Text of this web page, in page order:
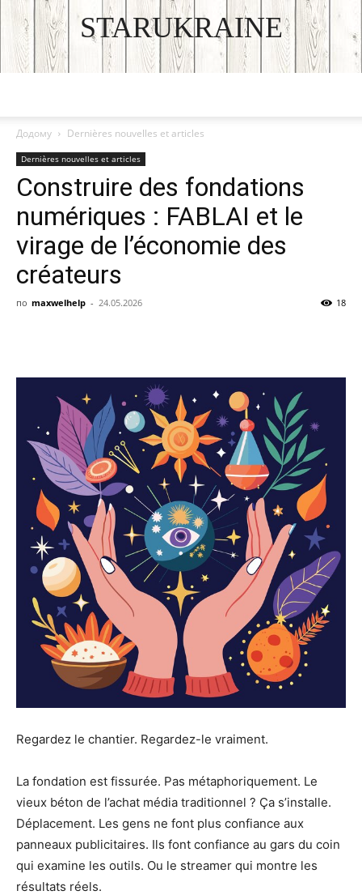
STARUKRAINE
DISCOVER THE ART OF PUBLISHING
Додому Dernières nouvelles et articles
Dernières nouvelles et articles
Construire des fondations
numériques : FABLAI et le
virage de l’économie des
créateurs
по maxwelhelp - 24.05.2026 18
Regardez le chantier. Regardez-le vraiment.
La fondation est fissurée. Pas métaphoriquement. Le
vieux béton de l’achat média traditionnel ? Ça s’installe.
Déplacement. Les gens ne font plus confiance aux
panneaux publicitaires. Ils font confiance au gars du coin
qui examine les outils. Ou le streamer qui montre les
résultats réels.